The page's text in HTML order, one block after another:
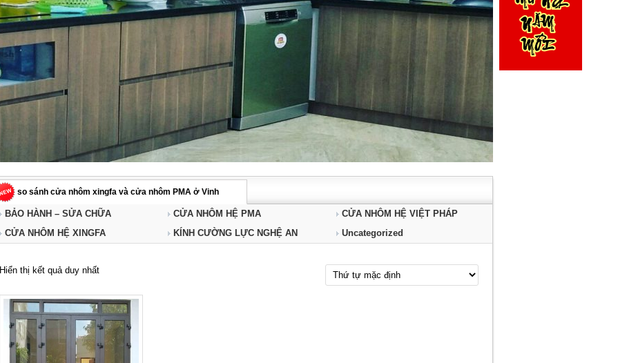
so sánh cửa nhôm xingfa và cửa nhôm PMA ở Vinh
BẢO HÀNH – SỬA CHỮA CỬA NHÔM HỆ PMA
CỬA NHÔM HỆ VIỆT PHÁP
CỬA NHÔM HỆ XINGFA
KÍNH CƯỜNG LỰC NGHỆ AN Uncategorized
Hiển thị kết quả duy nhất